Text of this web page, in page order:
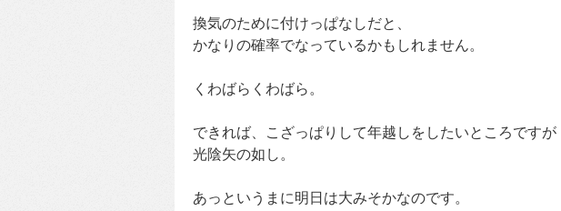
換気のために付けっぱなしだと、
かなりの確率でなっているかもしれません。
くわばらくわばら。
できれば、こざっぱりして年越しをしたいところですが
光陰矢の如し。
あっというまに明日は大みそかなのです。